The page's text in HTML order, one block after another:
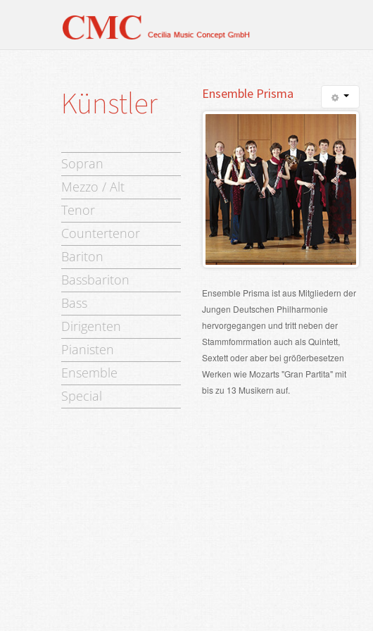
Künstler
Sopran
Mezzo / Alt
Tenor
Countertenor
Bariton
Bassbariton
Bass
Dirigenten
Pianisten
Ensemble
Special
Ensemble Prisma
Ensemble Prisma ist aus Mitgliedern der
Jungen Deutschen Philharmonie
hervorgegangen und tritt neben der
Stammfomrmation auch als Quintett,
Sextett oder aber bei größerbesetzen
Werken wie Mozarts "Gran Partita" mit
bis zu 13 Musikern auf.